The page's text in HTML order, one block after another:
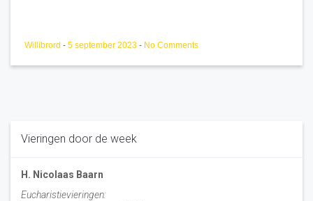
Willibrord - 5 september 2023 - No Comments
Vieringen door de week
H. Nicolaas Baarn
Eucharistievieringen: